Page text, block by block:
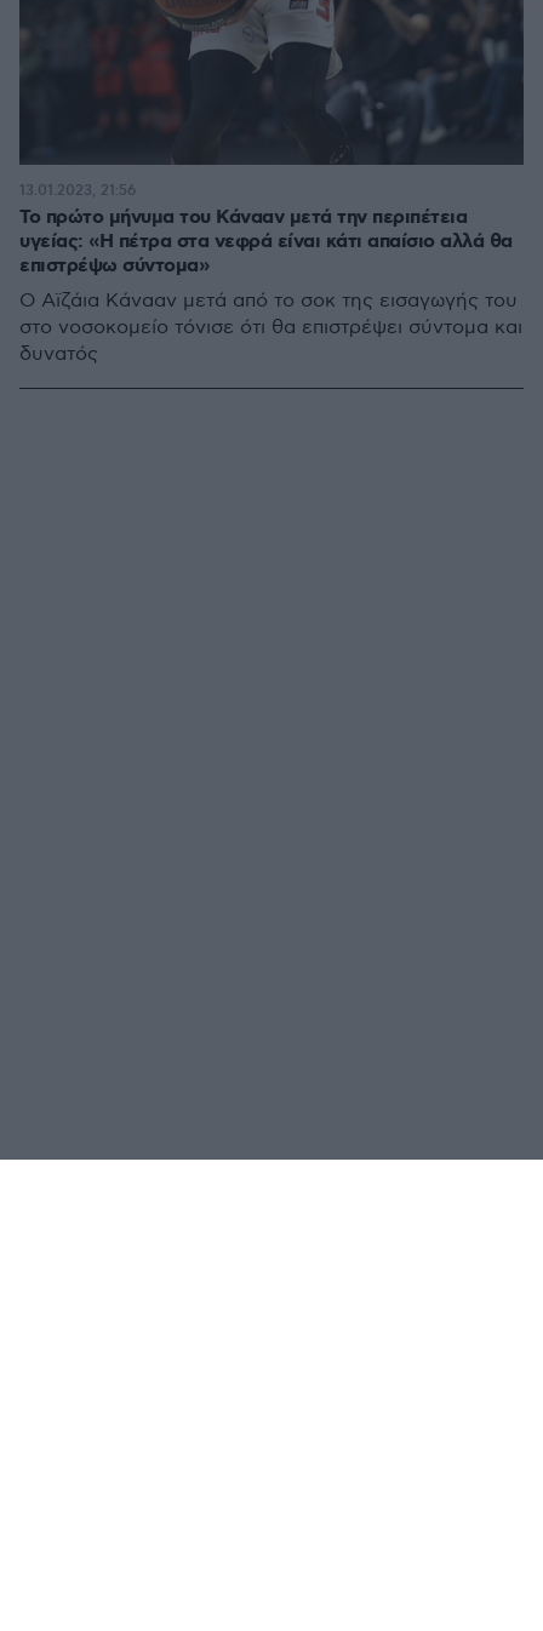
Το πρώτο μήνυμα του Κάνααν μετά την περιπέτεια
υγείας: «Η πέτρα στα νεφρά είναι κάτι απαίσιο αλλά θα
επιστρέψω σύντομα»
Ο Αϊζάια Κάνααν μετά από το σοκ της εισαγωγής του
στο νοσοκομείο τόνισε ότι θα επιστρέψει σύντομα και
δυνατός
13.01.2023, 21:56